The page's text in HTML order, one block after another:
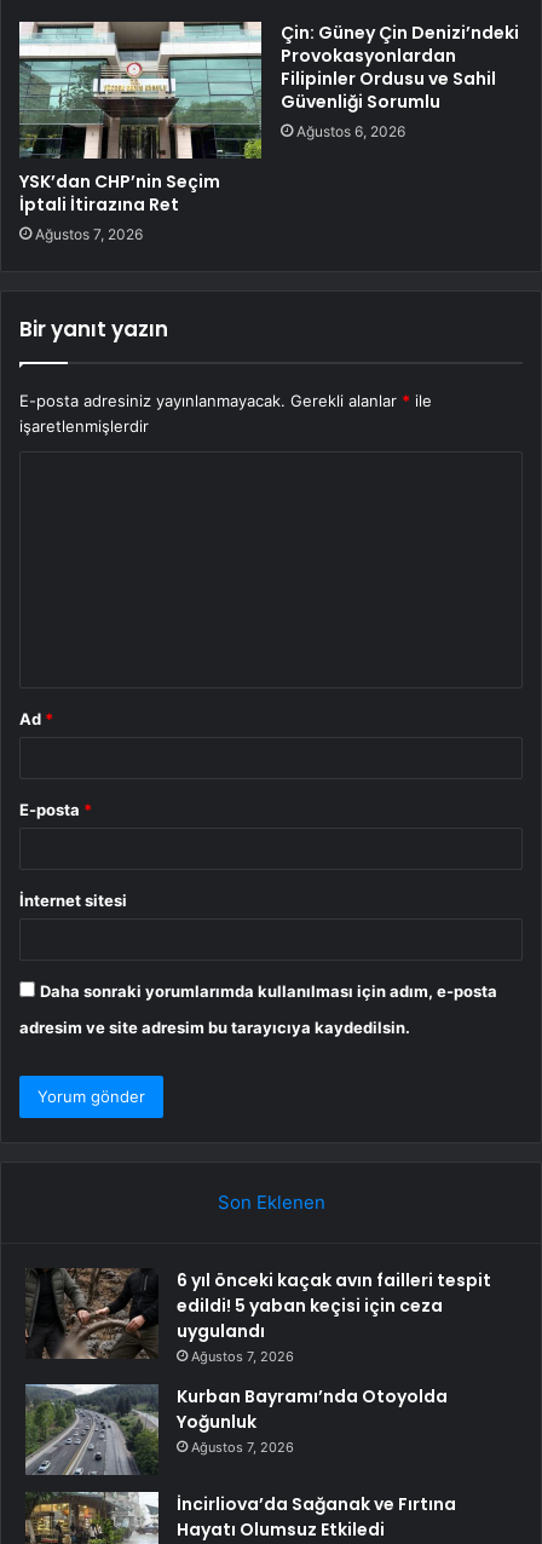
YSK’dan CHP’nin Seçim
İptali İtirazına Ret
Ağustos 7, 2026
Çin: Güney Çin Denizi’ndeki
Provokasyonlardan
Filipinler Ordusu ve Sahil
Güvenliği Sorumlu
Ağustos 6, 2026
Bir yanıt yazın
E-posta adresiniz yayınlanmayacak. Gerekli alanlar * ile
işaretlenmişlerdir
Ad *
E-posta *
İnternet sitesi
Daha sonraki yorumlarımda kullanılması için adım, e-posta
adresim ve site adresim bu tarayıcıya kaydedilsin.
Son Eklenen
6 yıl önceki kaçak avın failleri tespit
edildi! 5 yaban keçisi için ceza
uygulandı
Ağustos 7, 2026
Kurban Bayramı’nda Otoyolda
Yoğunluk
Ağustos 7, 2026
İncirliova’da Sağanak ve Fırtına
Hayatı Olumsuz Etkiledi